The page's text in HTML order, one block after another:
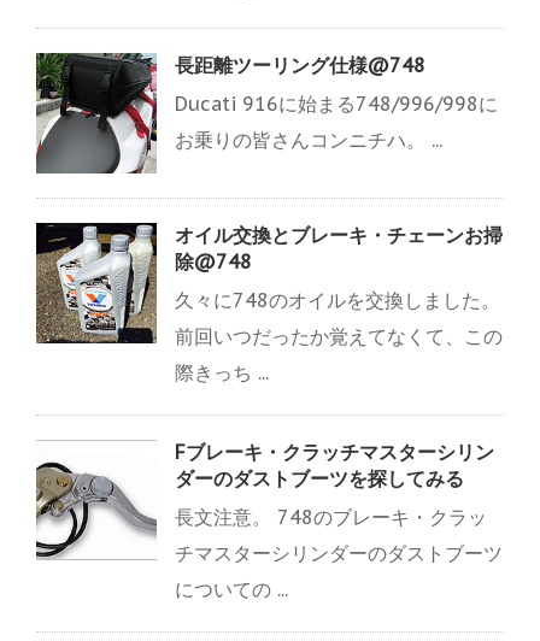
長距離ツーリング仕様@748
Ducati 916に始まる748/996/998に
お乗りの皆さんコンニチハ。 ...
オイル交換とブレーキ・チェーンお掃
除@748
久々に748のオイルを交換しました。
前回いつだったか覚えてなくて、この
際きっち ...
Fブレーキ・クラッチマスターシリン
ダーのダストブーツを探してみる
長文注意。 748のブレーキ・クラッ
チマスターシリンダーのダストブーツ
についての ...